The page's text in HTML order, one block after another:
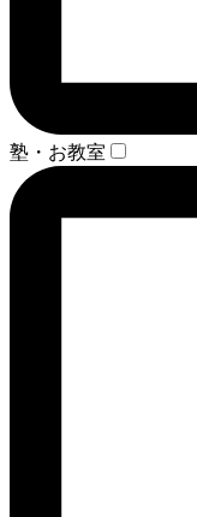
塾・お教室